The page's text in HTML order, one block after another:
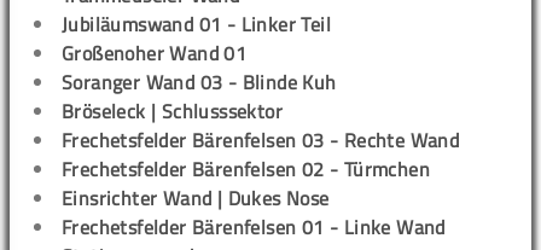
Jubiläumswand 01 - Linker Teil
Großenoher Wand 01
Soranger Wand 03 - Blinde Kuh
Bröseleck | Schlusssektor
Frechetsfelder Bärenfelsen 03 - Rechte Wand
Frechetsfelder Bärenfelsen 02 - Türmchen
Einsrichter Wand | Dukes Nose
Frechetsfelder Bärenfelsen 01 - Linke Wand